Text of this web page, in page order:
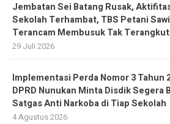
Jembatan Sei Batang Rusak,
Sekolah Terhambat, TBS Petani
Terancam Membusuk Tak Terangkut
29 Juli 2026
Implementasi Perda Nomor 3 Tahun
DPRD Nunukan Minta Disdik Segera
Satgas Anti Narkoba di Tiap Sekolah
4 Agustus 2026